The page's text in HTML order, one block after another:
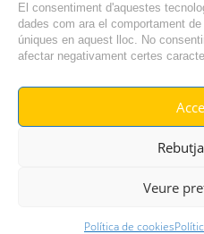
El consentiment d'aquestes
dades com ara el comportament
úniques en aquest lloc. No
afectar negativament certes
Veure
Política de cookies
NOTÍCIA
NOTÍCIA
© RADIO
|AVÍS